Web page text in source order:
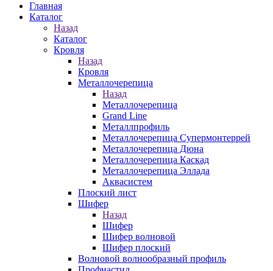
Главная
Каталог
Назад
Каталог
Кровля
Назад
Кровля
Металлочерепица
Назад
Металлочерепица
Grand Line
Металлпрофиль
Металлочерепица Супермонтеррей
Металлочерепица Дюна
Металлочерепица Каскад
Металлочерепица Эллада
Аквасистем
Плоский лист
Шифер
Назад
Шифер
Шифер волновой
Шифер плоский
Волновой волнообразный профиль